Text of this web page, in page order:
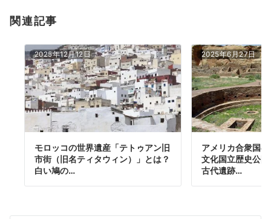
関連記事
2025年12月12日
モロッコの世界遺産「テトゥアン旧
市街（旧名ティタウィン）」とは？
白い鳩の…
2025年6月27日
アメリカ合衆国
文化国立歴史公
古代遺跡…